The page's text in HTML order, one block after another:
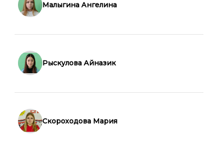
Малыгина Ангелина
Рыскулова Айназик
Скороходова Мария